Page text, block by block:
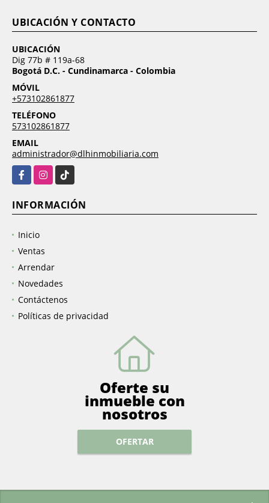
UBICACIÓN Y CONTACTO
UBICACIÓN
Dig 77b # 119a-68
Bogotá D.C. - Cundinamarca - Colombia
MÓVIL
+573102861877
TELÉFONO
573102861877
EMAIL
administrador@dlhinmobiliaria.com
FacebookInstagramTikTok
INFORMACIÓN
Inicio
Ventas
Arrendar
Novedades
Contáctenos
Políticas de privacidad
Oferte su
inmueble con
nosotros
OFERTAR